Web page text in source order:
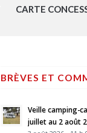
CARTE
BRÈVES ET
Veille camping-
juillet au 2 août